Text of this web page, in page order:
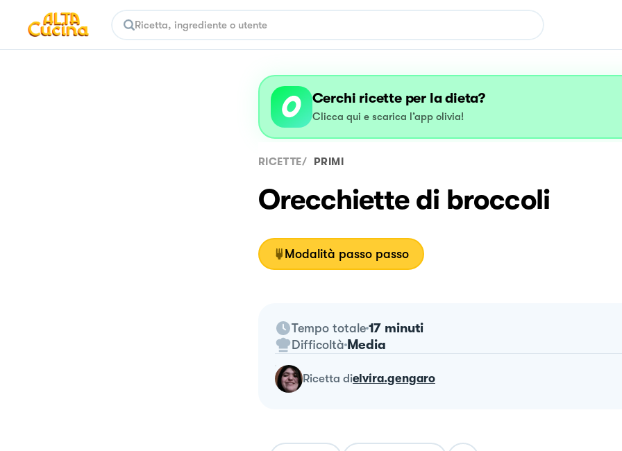
Cerchi ricette per la dieta?
Clicca qui e scarica l’app olivia!
RICETTE/ PRIMI
Orecchiette di broccoli
Modalità passo passo
Tempo totale 17 minuti
Difficoltà Media
ricetta dielvira.gengaro